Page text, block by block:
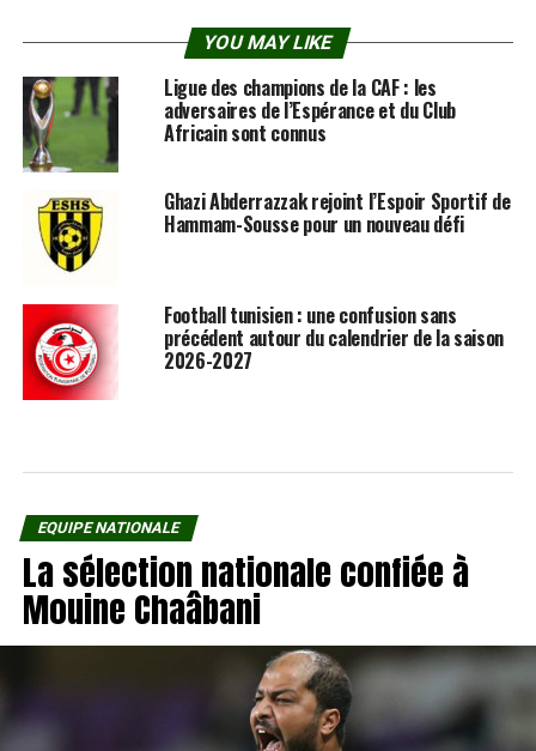
YOU MAY LIKE
Ligue des champions de la CAF : les
adversaires de l’Espérance et du Club
Africain sont connus
Ghazi Abderrazzak rejoint l’Espoir Sportif de
Hammam-Sousse pour un nouveau défi
Football tunisien : une confusion sans
précédent autour du calendrier de la saison
2026-2027
EQUIPE NATIONALE
La sélection nationale confiée à
Mouine Chaâbani